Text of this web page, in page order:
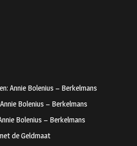
Annie Bolenius – Berkelmans
Bolenius – Berkelmans
Bolenius – Berkelmans
de Geldmaat